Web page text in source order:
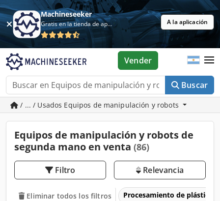
Machineseeker
Gratis en la tienda de aplicaciones A la aplicación
Buscar
Vender
/ ... / Usados Equipos de manipulación y robots
Equipos de manipulación y robots de
segunda mano en venta (86)
Filtro Relevancia
Eliminar todos los filtros Procesamiento de plásticos